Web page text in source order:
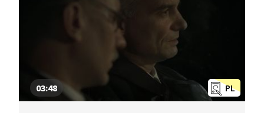
představitelem undergroundu a vydával časopis
Vokno, a druhým Vladimír Hučín, který asi jako
jediný vystoupil proti normalizaci ozbrojeným
PL
03:48